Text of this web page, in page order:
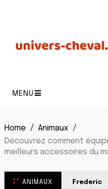
MENU
Home
Animaux
Découvrez comment
meilleurs accessoires du
ANIMAUX Frederic